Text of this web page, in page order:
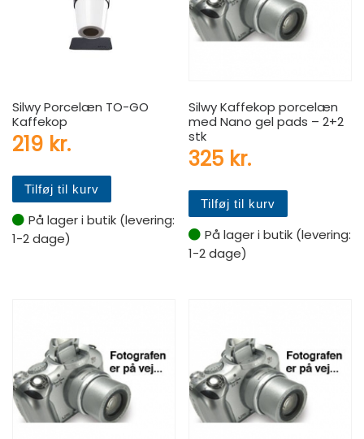
Silwy Porcelæn TO-GO
Kaffekop
219 kr.
Tilføj til kurv
På lager i butik (levering:
1-2 dage)
Silwy Kaffekop porcelæn
med Nano gel pads – 2+2
stk
325 kr.
Tilføj til kurv
På lager i butik (levering:
1-2 dage)